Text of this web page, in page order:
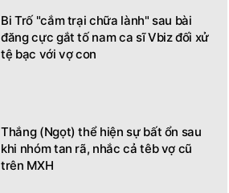
Bi Trố "cắm trại chữa lành" sau bài
đăng cực gắt tố nam ca sĩ Vbiz đối xử
tệ bạc với vợ con
Thắng (Ngọt) thể hiện sự bất ổn sau
khi nhóm tan rã, nhắc cả têb vợ cũ
trên MXH